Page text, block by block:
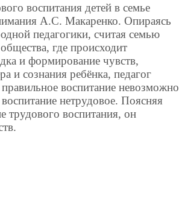
воспитания детей в семье
А.С. Макаренко. Опираясь
педагогики, считая семью
где происходит
и формирование чувств,
и сознания ребёнка, педагог
воспитание невозможно
воспитание нетрудовое. Поясняя
трудового воспитания, он